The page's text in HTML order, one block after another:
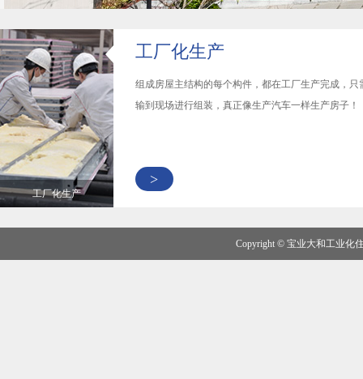
工厂化生产
工厂化生产
组成房屋主结构的每个构件，都在工厂生产完成，只
输到现场进行组装，真正像生产汽车一样生产房子！
>
Copyright © 宝业大和工业化